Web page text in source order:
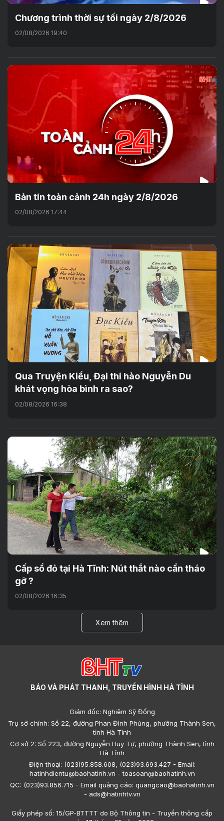
Chương trình thời sự tối ngày 2/8/2026
02/08/2026 19:40
Bản tin toàn cảnh 24h ngày 2/8/2026
02/08/2026 17:44
Qua Truyện Kiều, Đại thi hào Nguyễn Du
khát vọng hòa bình ra sao?
02/08/2026 16:38
Cấp sổ đỏ tại Hà Tĩnh: Nút thắt nào cần tháo
gỡ ?
02/08/2026 16:35
Xem thêm
BÁO VÀ PHÁT THANH, TRUYỀN HÌNH HÀ TĨNH
Giám đốc: Nghiêm Sỹ Đống
Trụ sở chính: Số 22, đường Phan Đình Phùng, phường Thành Sen,
tỉnh Hà Tĩnh
Cơ sở 2: Số 223, đường Nguyễn Huy Tự, phường Thành Sen, tỉnh
Hà Tĩnh
Điện thoại: (023)95.858.608, (023)93.693.427 - Email:
hatinhdientu@baohatinh.vn - toasoan@baohatinh.vn
QC: (023)93.856.715 - Email quảng cáo: quangcao@baohatinh.vn
- ads@hatinhtv.vn
Giấy phép số: 15/GP-BTTTT do Bộ Thông tin - Truyền thông cấp